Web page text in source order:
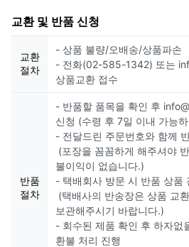
교환 및 반품 신청
교환
절차
- 상품 불량/오배송/상품파손
- 전화(02-585-1342) 또는
상품교환 접수
반품
절차
- 반품할 품목을 확인 후
신청 (수령 후 7일 이내 가능
- 전달드린 주문번호와 함께
(포장을 꼼꼼하게 해주셔야
불이익이 없습니다.)
- 택배회사 방문 시 반품 상품
(택배사의 반송장은 상품 교
보관해주시기 바랍니다.)
- 회수된 제품 확인 후 하자없
환불 처리 진행